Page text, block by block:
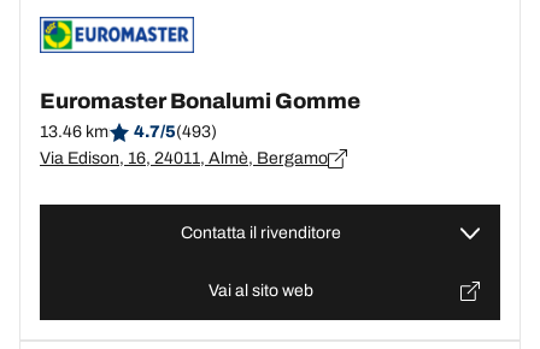
Euromaster Bonalumi Gomme
13.46 km 4.7/5(493)
Via Edison, 16, 24011, Almè, Bergamo
Contatta il rivenditore
Vai al sito web